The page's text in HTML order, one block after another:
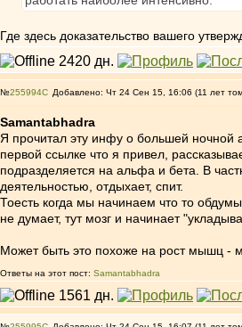
Где здесь доказательство вашего
№255994 Добавлено: Чт 24 Сен 15, 16:06 (11 лет
Samantabhadra
Я прочитал эту инфу о большей ночной
первой ссылке что я привел,
подразделяется на альфа и бета. В
деятельностью, отдыхает, спит.
Тоесть когда мы начинаем что то
не думает, тут мозг и начинает
Может быть это похоже на рост мышц -
Ответы на этот пост: Samantabhadra